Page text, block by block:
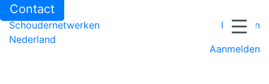
Contact
Schoudernetwerken
Nederland
Inloggen
Aanmelden